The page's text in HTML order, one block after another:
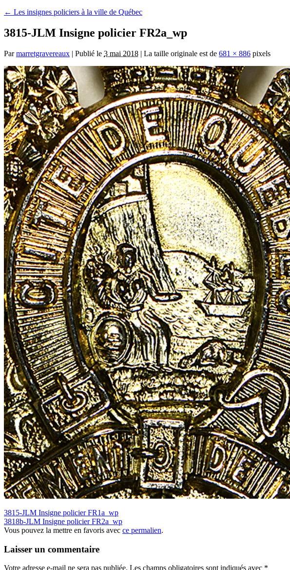
← Les insignes policiers à la ville de Québec
3815-JLM Insigne policier FR2a_wp
Par marretgravereaux | Publié le 3 mai 2018 | La taille originale est de 681 × 886 pixels
3815-JLM Insigne policier FR1a_wp
3818b-JLM Insigne policier FR2a_wp
Vous pouvez la mettre en favoris avec ce permalien.
Laisser un commentaire
Votre adresse e-mail ne sera pas publiée. Les champs obligatoires sont indiqués avec *